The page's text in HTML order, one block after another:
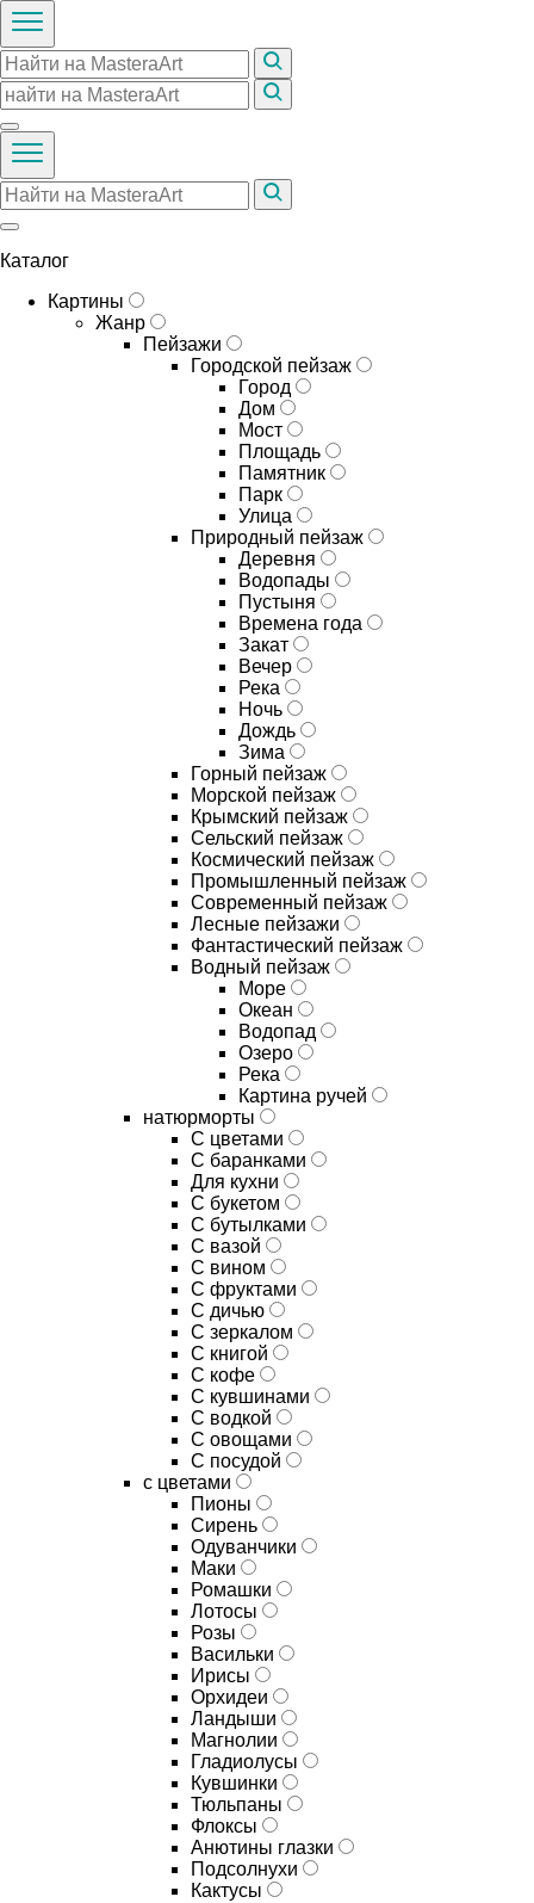
Каталог
Картины
Жанр
Пейзажи
Городской пейзаж
Город
Дом
Мост
Площадь
Памятник
Парк
Улица
Природный пейзаж
Деревня
Водопады
Пустыня
Времена года
Закат
Вечер
Река
Ночь
Дождь
Зима
Горный пейзаж
Морской пейзаж
Крымский пейзаж
Сельский пейзаж
Космический пейзаж
Промышленный пейзаж
Современный пейзаж
Лесные пейзажи
Фантастический пейзаж
Водный пейзаж
Море
Океан
Водопад
Озеро
Река
Картина ручей
натюрморты
С цветами
С баранками
Для кухни
C букетом
C бутылками
C вазой
C вином
C фруктами
C дичью
C зеркалом
C книгой
C кофе
C кувшинами
C водкой
C овощами
C посудой
с цветами
Пионы
Сирень
Одуванчики
Маки
Ромашки
Лотосы
Розы
Васильки
Ирисы
Орхидеи
Ландыши
Магнолии
Гладиолусы
Кувшинки
Тюльпаны
Флоксы
Анютины глазки
Подсолнухи
Кактусы